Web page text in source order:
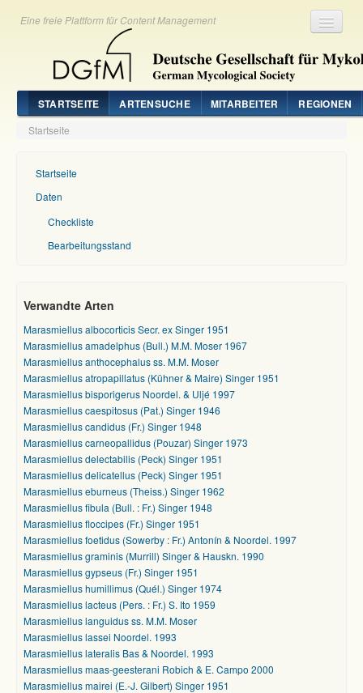
Eine freie Plattform für Content Management
STARTSEITE ARTENSUCHE MITARBEITER REGIONEN
Startseite
Startseite
Daten
Checkliste
Bearbeitungsstand
Verwandte Arten
Marasmiellus albocorticis Secr. ex Singer 1951
Marasmiellus amadelphus (Bull.) M.M. Moser 1967
Marasmiellus anthocephalus ss. M.M. Moser
Marasmiellus atropapillatus (Kühner & Maire) Singer 1951
Marasmiellus bisporigerus Noordel. & Uljé 1997
Marasmiellus caespitosus (Pat.) Singer 1946
Marasmiellus candidus (Fr.) Singer 1948
Marasmiellus carneopallidus (Pouzar) Singer 1973
Marasmiellus delectabilis (Peck) Singer 1951
Marasmiellus delicatellus (Peck) Singer 1951
Marasmiellus eburneus (Theiss.) Singer 1962
Marasmiellus fibula (Bull. : Fr.) Singer 1948
Marasmiellus floccipes (Fr.) Singer 1951
Marasmiellus foetidus (Sowerby : Fr.) Antonín & Noordel. 1997
Marasmiellus graminis (Murrill) Singer & Hauskn. 1990
Marasmiellus gypseus (Fr.) Singer 1951
Marasmiellus humillimus (Quél.) Singer 1974
Marasmiellus lacteus (Pers. : Fr.) S. Ito 1959
Marasmiellus languidus ss. M.M. Moser
Marasmiellus lassei Noordel. 1993
Marasmiellus lateralis Bas & Noordel. 1993
Marasmiellus maas-geesterani Robich & E. Campo 2000
Marasmiellus mairei (E.-J. Gilbert) Singer 1951